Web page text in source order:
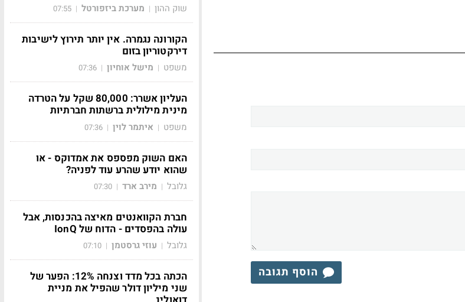
הוסף תגובה
שוק ההון | מערכת ביזפורטל |
07:55
הקורונה נגמרה. אין יותר תירוץ לישיבות
דירקטוריון בזום
משפט | מישל אוחיון |
07:36
העליון אשרר: 80,000 שקל על הטרדה
מינית מילולית ברשתות חברתיות
משפט | איתמר לוין |
07:36
האם השוק מפספס את אמדוקס - או
שהוא יודע שהרע עוד לפניה?
גלובל | מירב ארד |
07:30
חברת הקוואנטים מאיצה בהכנסות, אבל
עולה בהפסדים - הדוח של IonQ
גלובל | עוזי גרסטמן |
07:10
הכתה בכל מדד וצנחה 12%: הפער של
שני מיליון דולר שהפיל את מניית